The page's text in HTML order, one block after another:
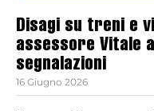
Disagi su treni e
assessore Vitale
segnalazioni
16 Giugno 2026